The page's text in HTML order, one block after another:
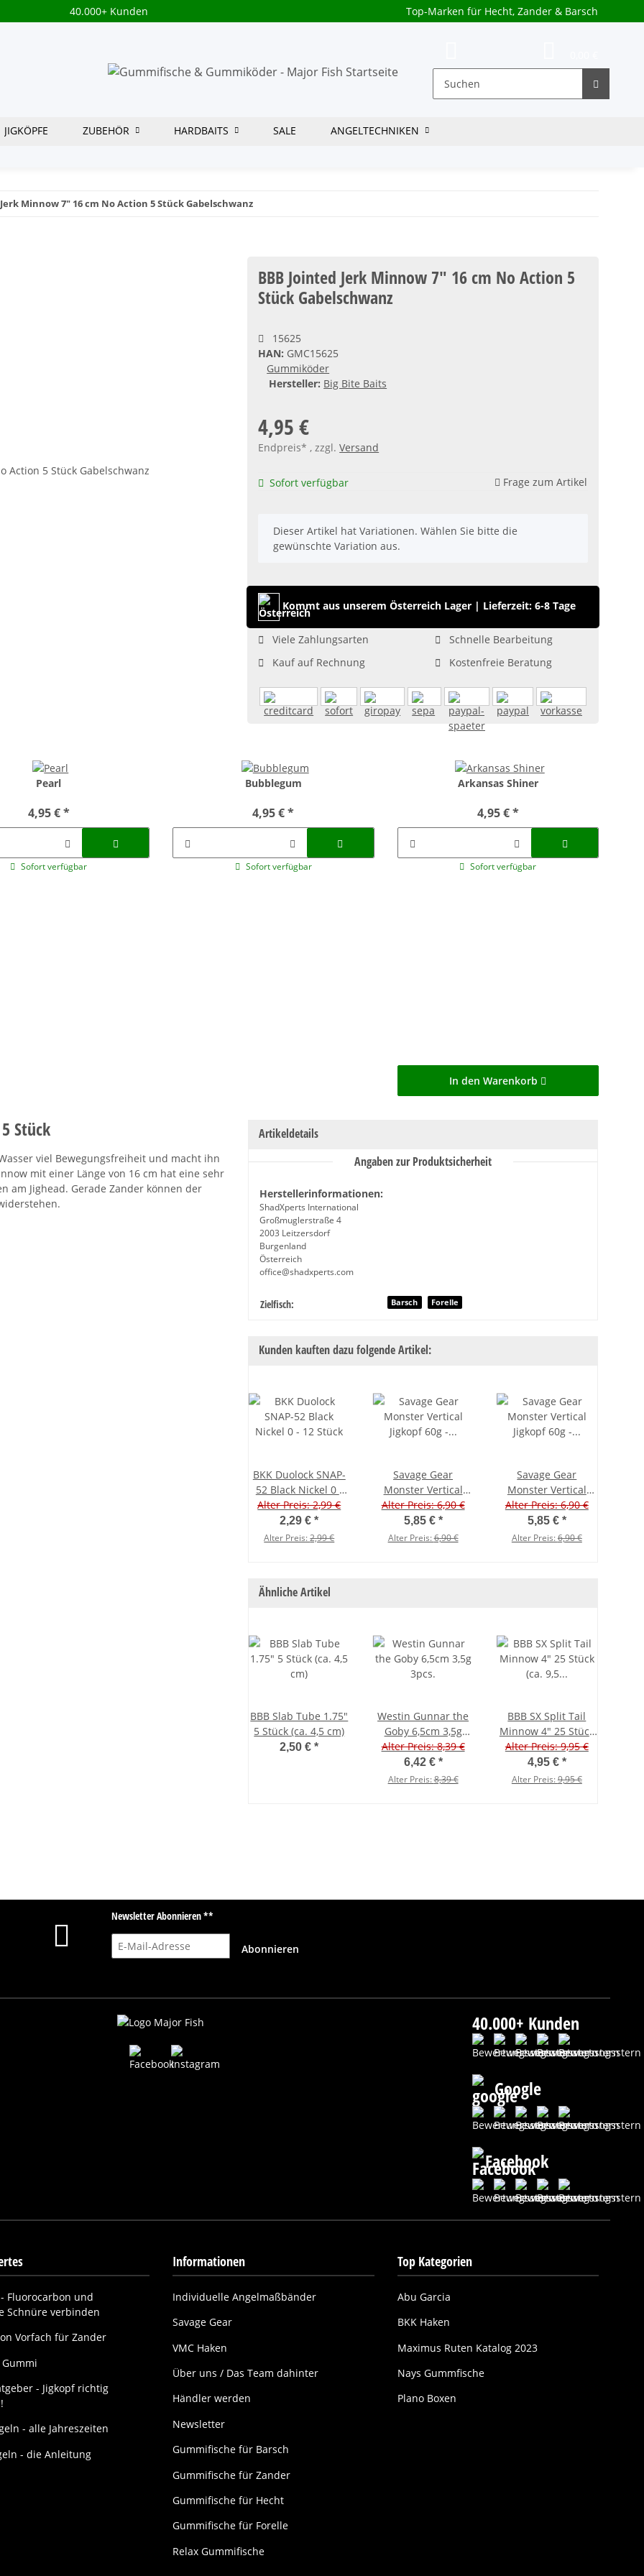
40.000+ Kunden Top-Marken für Hecht, Zander & Barsch
JIGKÖPFE ZUBEHÖR HARDBAITS SALE ANGELTECHNIKEN
Minnow 7" 16 cm No Action 5 Stück Gabelschwanz
BBB Jointed Jerk Minnow 7" 16 cm No Action 5
Stück Gabelschwanz
15625
HAN: GMC15625
Gummiköder
Hersteller: Big Bite Baits
4,95 €
Endpreis* , zzgl.Versand
Sofort verfügbar Frage zum Artikel
x
Dieser Artikel hat Variationen. Wählen Sie bitte die
gewünschte Variation aus.
Kommt aus unserem Österreich Lager | Lieferzeit: 6-8 Tage
Viele Zahlungsarten
Schnelle Bearbeitung
Kauf auf Rechnung
Kostenfreie Beratung
Pearl
4,95 €*
Sofort verfügbar
Bubblegum
4,95 €*
Sofort verfügbar
Arkansas Shiner
4,95 €*
Sofort verfügbar
In den Warenkorb
Stück
viel Bewegungsfreiheit und macht ihn
mit einer Länge von 16 cm hat eine sehr
am Jighead. Gerade Zander können der
Artikeldetails
Angaben zur Produktsicherheit
Herstellerinformationen:
ShadXperts International
Großmuglerstraße 4
2003 Leitzersdorf
Burgenland
Österreich
office@shadxperts.com
Produkteigenschaft
Wert
Zielfisch: Barsch Forelle
Kunden kauften dazu folgende Artikel:
BKK Duolock SNAP-
52 Black Nickel 0 -
12 Stück
Alter Preis: 2,99 €
2,29 €*
Alter Preis:2,99 €
Savage Gear
Monster Vertical
Jigkopf 60g - Größe
1/0 - Chartreuse
Alter Preis: 6,90 €
5,85 € *
Alter Preis:6,90 €
Savage Gear
Monster Vertical
Jigkopf 60g - Größe
1/0 - Pearl White
Alter Preis: 6,90 €
5,85 € *
Alter Preis:6,90 €
Ähnliche Artikel
BBB Slab Tube 1.75"
5 Stück (ca. 4,5 cm)
2,50 €*
Westin Gunnar the
Goby 6,5cm 3,5g
3pcs.
Alter Preis: 8,39 €
6,42 € *
Alter Preis:8,39 €
BBB SX Split Tail
Minnow 4" 25 Stück
(ca. 9,5 cm)
Gabelschwanz
Alter Preis: 9,95 €
4,95 € *
Alter Preis:9,95 €
Newsletter Abonnieren **
E-Mail-Adresse
Abonnieren
40.000+ Kunden
Google
Facebook
Fluorocarbon und
Schnüre verbinden
Vorfach für Zander
- Jigkopf richtig
- alle Jahreszeiten
- die Anleitung
Informationen
Individuelle Angelmaßbänder
Savage Gear
VMC Haken
Über uns / Das Team dahinter
Händler werden
Newsletter
Gummifische für Barsch
Gummifische für Zander
Gummifische für Hecht
Gummifische für Forelle
Relax Gummifische
Top Kategorien
Abu Garcia
BKK Haken
Maximus Ruten Katalog 2023
Nays Gummfische
Plano Boxen